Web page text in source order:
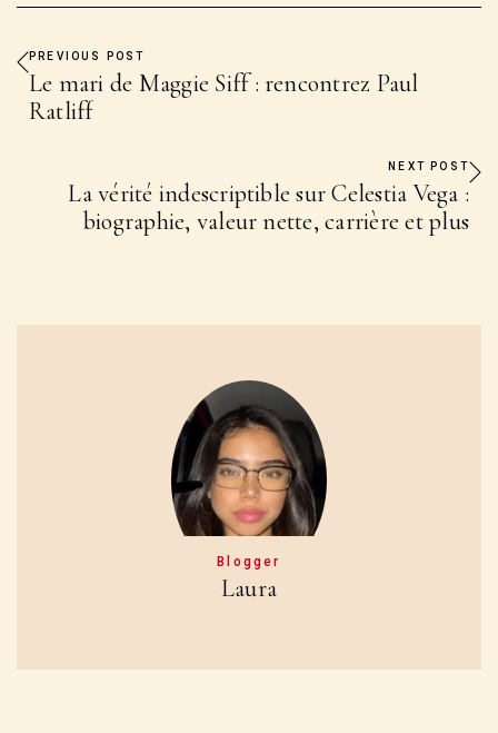
PREVIOUS POST
Le mari de Maggie Siff : rencontrez Paul
Ratliff
NEXT POST
La vérité indescriptible sur Celestia Vega :
biographie, valeur nette, carrière et plus
Blogger
Laura